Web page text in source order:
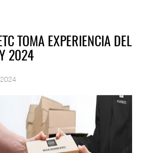
TOMA EXPERIENCIA DEL
2024